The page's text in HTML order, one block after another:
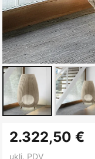
to
the
2.322,50 €
uklj. PDV